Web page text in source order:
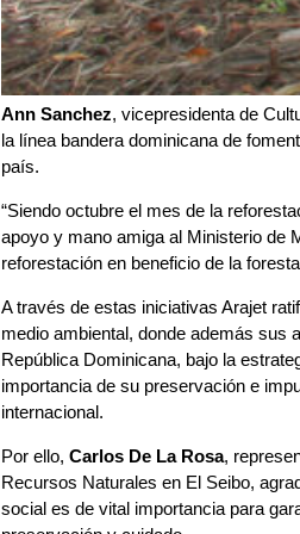
Ann Sanchez, vicepresidenta de
la línea bandera dominicana de
país.
“Siendo octubre el mes de la
apoyo y mano amiga al Ministerio de
reforestación en beneficio de la
A través de estas iniciativas Arajet
medio ambiental, donde además sus
República Dominicana, bajo la
importancia de su preservación e
internacional.
Por ello, Carlos De La Rosa,
Recursos Naturales en El Seibo,
social es de vital importancia para